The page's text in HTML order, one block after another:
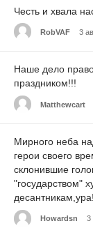
Честь и хвала
RobVAF 3
Наше дело
праздником!!!
Matthewcart
Мирного неба
герои своего
склонившие
"государством"
десантникам,ура!
Howardsn 3